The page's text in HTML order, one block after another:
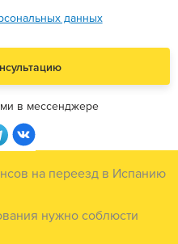
данных
в мессенджере
на переезд в Испанию
нужно соблюсти